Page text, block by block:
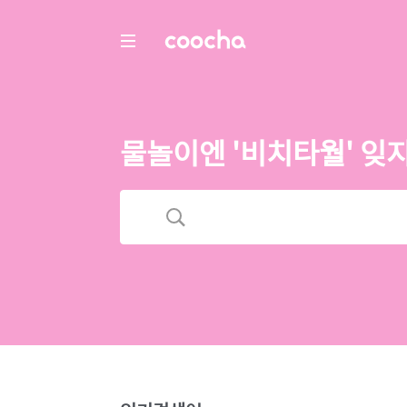
COOCHA
물놀이엔 '비치타월' 잊